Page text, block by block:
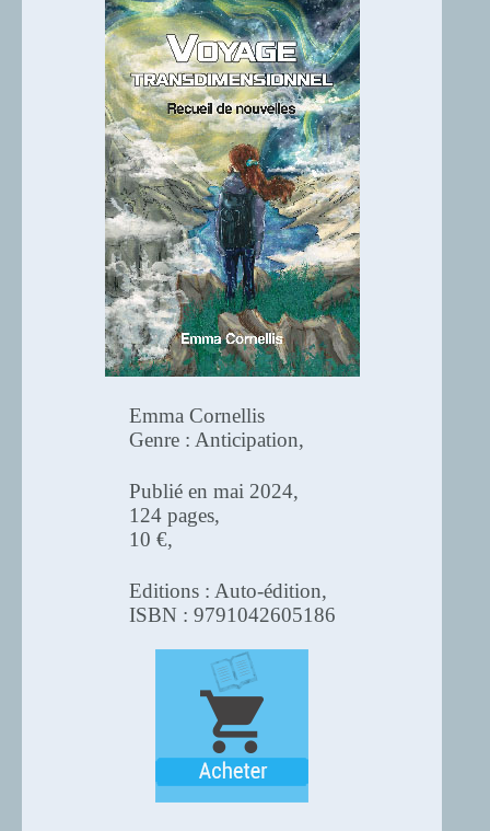
Emma Cornellis
Genre : Anticipation,
Publié en mai 2024,
124 pages,
10 €,
Editions : Auto-édition,
ISBN : 9791042605186